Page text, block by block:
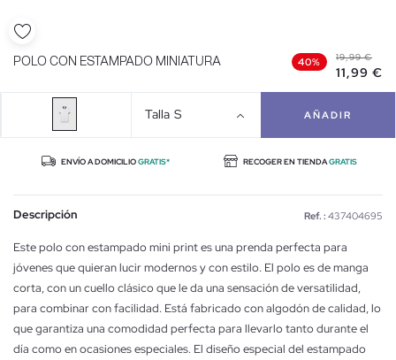
POLO CON ESTAMPADO MINIATURA 40% 19,99 €
11,99 €
Talla S AÑADIR
ENVÍO A DOMICILIOGRATIS* RECOGER EN TIENDAGRATIS
Descripción Ref. : 437404695
Este polo con estampado mini print es una prenda perfecta para
jóvenes que quieran lucir modernos y con estilo. El polo es de manga
corta, con un cuello clásico que le da una sensación de versatilidad,
para combinar con facilidad. Está fabricado con algodón de calidad, lo
que garantiza una comodidad perfecta para llevarlo tanto durante el
día como en ocasiones especiales. El diseño especial del estampado